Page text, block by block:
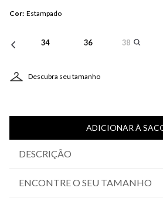
Cor: Estampado
34 36 38
Descubra seu tamanho
ADICIONAR À
DESCRIÇÃO
ENCONTRE O SEU TAMANHO